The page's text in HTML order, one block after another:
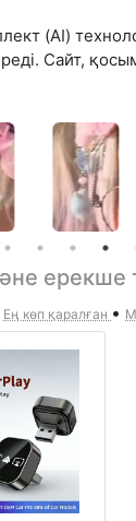
(AI)
Сайт,
ерекше
Ең көп қаралған •